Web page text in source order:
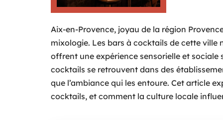
Aix-en-Provence, joyau de la région
mixologie. Les bars à cocktails de cette ville
offrent une expérience sensorielle et sociale
cocktails se retrouvent dans des
que l’ambiance qui les entoure. Cet article
cocktails, et comment la culture locale